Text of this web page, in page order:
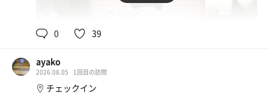
0 39
ayako
2026.08.05 1回目の訪問
チェックイン